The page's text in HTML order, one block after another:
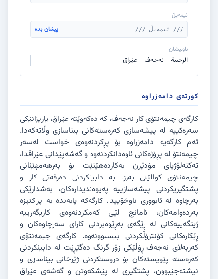
ئیمەیڵ
/// ئیمەیڵ /// پیشان بدە
ناونیشان
الرحمة - نەجەف - عێراق
کورتەی دامەزراوە
کارگەی چیمەنتۆی کار نەجەف، کە دەکەوێتە عێراق، یاریزانێکی
سەرەکییە لە پیشەسازی کەرەستەکانی بیناسازی وڵاتەکەدا.
ئەم کارگەیە دامەزراوە بۆ پڕکردنەوەی خواست لەسەر
چیمەنتۆ لە پڕۆژەکانی ئاوەدانکردنەوە و گەشەپێدانی عێراقدا،
تەکنەلۆژیای مۆدێرن بەکاردەهێنێت بۆ بەرهەمهێنانی
چیمەنتۆی کوالێتی بەرز. بە دابینکردنی دەرفەتی کار و
پشتگیریکردنی پیشەسازییە پەیوەندیدارەکان، بەشدارێکی
بەرچاوە لە ئابووری ناوخۆییدا. کارگەکە پابەندە بە پراکتیزە
بەردەوامەکان، ئامانج لێی کەمکردنەوەی کاریگەرییە
ژینگەییەکانی لە ڕێگەی بەڕێوەبردنی کارای سەرچاوەکان و
ڕێکارەکانی کۆنترۆڵکردنی پیسبوونەوە. کارگەی چیمەنتۆی
کەربەلای نەجەف ڕۆڵێکی زۆر گرنگ دەگێڕێت لە دابینکردنی
کەرەستە پێویستەکان بۆ دروستکردنی ژێرخانی بیناسازی و
نیشتەجێبوون، پشتگیری لە پێشکەوتن و گەشەی عێراق